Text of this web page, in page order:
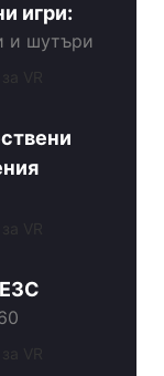
игри:
и шутъри